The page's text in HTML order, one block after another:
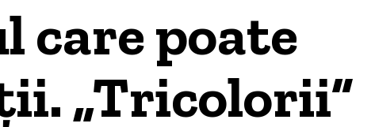
care poate
„Tricolorii”